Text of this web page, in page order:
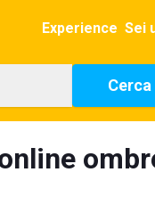
Experience Sei
Cerca